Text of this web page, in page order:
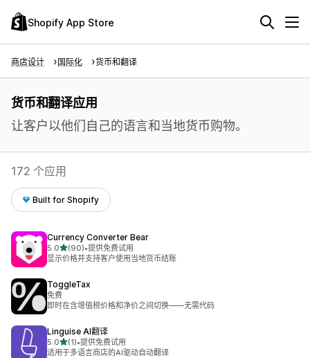
Shopify App Store
商店设计 国际化 货币和翻译
货币和翻译应用
让客户以他们自己的语言和当地货币购物。
172 个应用
Built for Shopify
Currency Converter Bear
5.0星（满分 5 星）
(90)
总共 90 条评论
•提供免费试用
显示价格并支持客户使用当地货币结账
ToggleTax
免费
即时在含增值税价格和净价之间切换——无需代码
Linguise AI翻译
5.0星（满分 5 星）
(1)
总共 1 条评论
•提供免费试用
适用于多语言商店的AI驱动自动翻译